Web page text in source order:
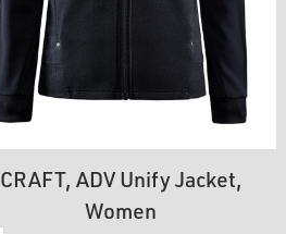
CRAFT, ADV Unify Jacket,
Women